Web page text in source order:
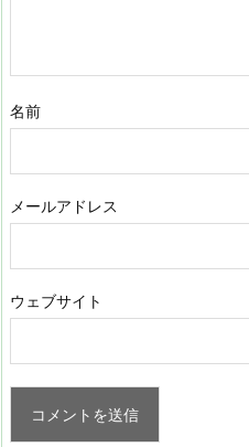
名前
メールアドレス
ウェブサイト